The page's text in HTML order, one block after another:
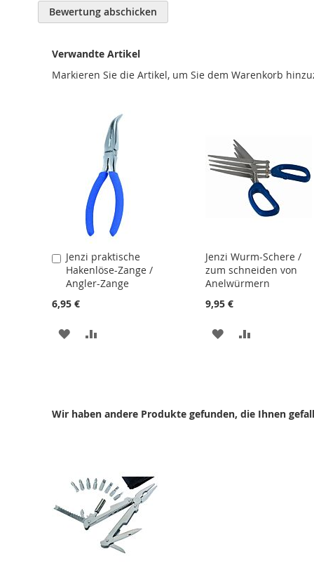
Bewertung abschicken
Verwandte Artikel
Markieren Sie die Artikel, um Sie dem Warenkorb
Jenzi praktische
Hakenlöse-Zange /
Angler-Zange
6,95 €
In
den
Warenkorb
ZUR
Jenzi Wurm-Schere /
zum schneiden von
Anelwürmern
9,95 €
ZUR
Wir haben andere Produkte gefunden, die Ihnen